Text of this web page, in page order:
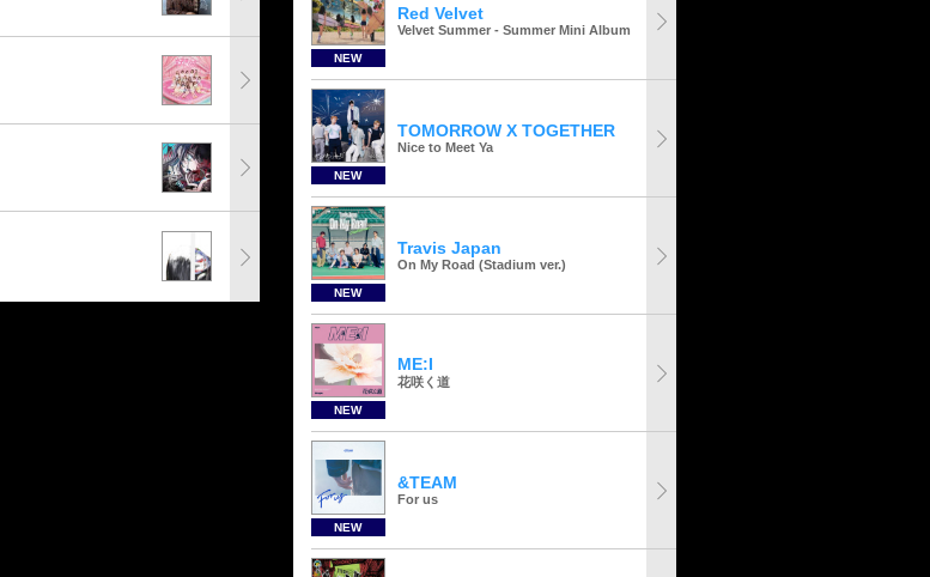
NEW
Red Velvet
Velvet Summer - Summer Mini Album
NEW
TOMORROW X TOGETHER
Nice to Meet Ya
NEW
Travis Japan
On My Road (Stadium ver.)
NEW
ME:I
花咲く道
NEW
&TEAM
For us